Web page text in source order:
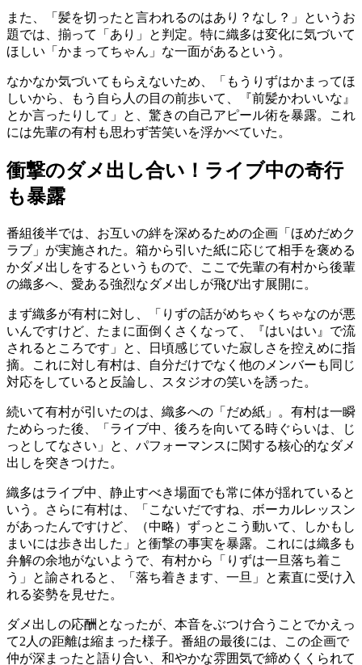
また、「髪を切ったと言われるのはあり？なし？」というお
題では、揃って「あり」と判定。特に織多は変化に気づいて
ほしい「かまってちゃん」な一面があるという。
なかなか気づいてもらえないため、「もうりずはかまってほ
しいから、もう自ら人の目の前歩いて、『前髪かわいいな』
とか言ったりして」と、驚きの自己アピール術を暴露。これ
には先輩の有村も思わず苦笑いを浮かべていた。
衝撃のダメ出し合い！ライブ中の奇行
も暴露
番組後半では、お互いの絆を深めるための企画「ほめだめク
ラブ」が実施された。箱から引いた紙に応じて相手を褒める
かダメ出しをするというもので、ここで先輩の有村から後輩
の織多へ、愛ある強烈なダメ出しが飛び出す展開に。
まず織多が有村に対し、「りずの話がめちゃくちゃなのが悪
いんですけど、たまに面倒くさくなって、『はいはい』で流
されるところです」と、日頃感じていた寂しさを控えめに指
摘。これに対し有村は、自分だけでなく他のメンバーも同じ
対応をしていると反論し、スタジオの笑いを誘った。
続いて有村が引いたのは、織多への「だめ紙」。有村は一瞬
ためらった後、「ライブ中、後ろを向いてる時ぐらいは、じ
っとしてなさい」と、パフォーマンスに関する核心的なダメ
出しを突きつけた。
織多はライブ中、静止すべき場面でも常に体が揺れていると
いう。さらに有村は、「こないだですね、ボーカルレッスン
があったんですけど、（中略）ずっとこう動いて、しかもし
まいには歩き出した」と衝撃の事実を暴露。これには織多も
弁解の余地がないようで、有村から「りずは一旦落ち着こ
う」と諭されると、「落ち着きます、一旦」と素直に受け入
れる姿勢を見せた。
ダメ出しの応酬となったが、本音をぶつけ合うことでかえっ
て2人の距離は縮まった様子。番組の最後には、この企画で
仲が深まったと語り合い、和やかな雰囲気で締めくくられて